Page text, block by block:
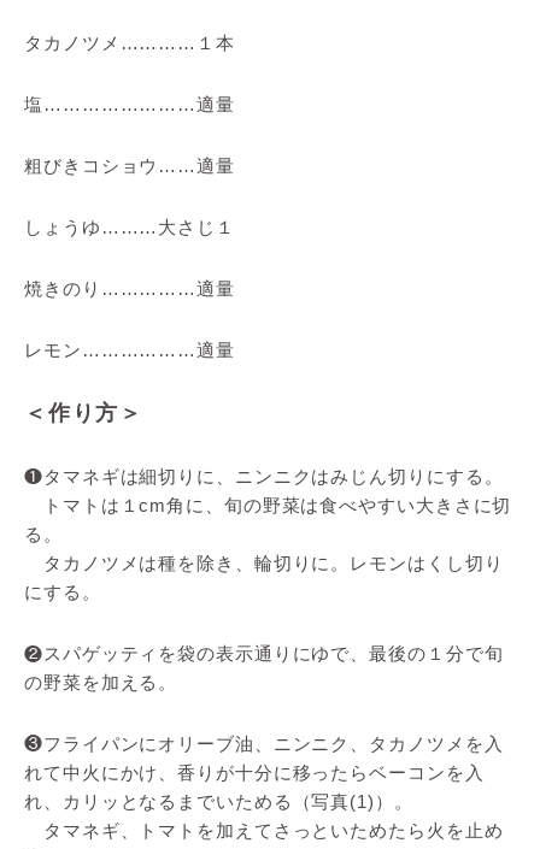
タカノツメ…………１本
塩……………………適量
粗びきコショウ……適量
しょうゆ………大さじ１
焼きのり……………適量
レモン………………適量
＜作り方＞
❶タマネギは細切りに、ニンニクはみじん切りにする。
トマトは１cm角に、旬の野菜は食べやすい大きさに切
る。
タカノツメは種を除き、輪切りに。レモンはくし切り
にする。
❷スパゲッティを袋の表示通りにゆで、最後の１分で旬
の野菜を加える。
❸フライパンにオリーブ油、ニンニク、タカノツメを入
れて中火にかけ、香りが十分に移ったらベーコンを入
れ、カリッとなるまでいためる（写真(1)）。
タマネギ、トマトを加えてさっといためたら火を止め